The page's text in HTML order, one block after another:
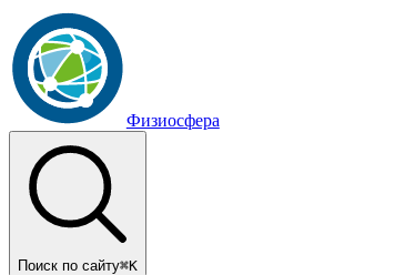
Физиосфера
Поиск по сайту⌘K